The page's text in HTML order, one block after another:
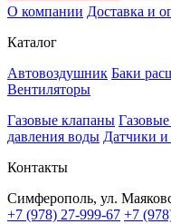
О компании Доставка и
Каталог
Автовоздушник Баки
Вентиляторы
Газовые клапаны
давления воды Датчики и
Контакты
Симферополь, ул.
+7 (978) 27-999-67 +7